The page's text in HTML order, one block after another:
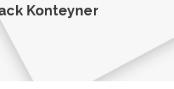
Konteyner